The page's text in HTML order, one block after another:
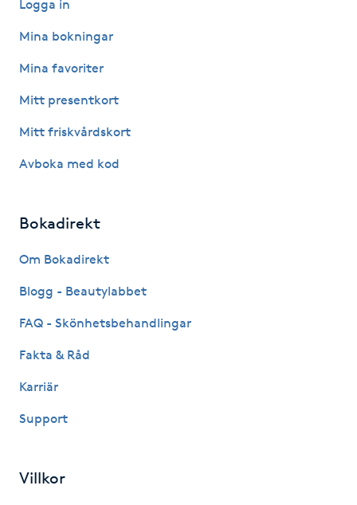
Hårbottenbehandling
Hårförlängning
IPL
Logga in
Mina bokningar
Mina favoriter
Mitt presentkort
Mitt friskvårdskort
Avboka med kod
Bokadirekt
Om Bokadirekt
Blogg - Beautylabbet
FAQ - Skönhetsbehandlingar
Fakta & Råd
Karriär
Support
Villkor